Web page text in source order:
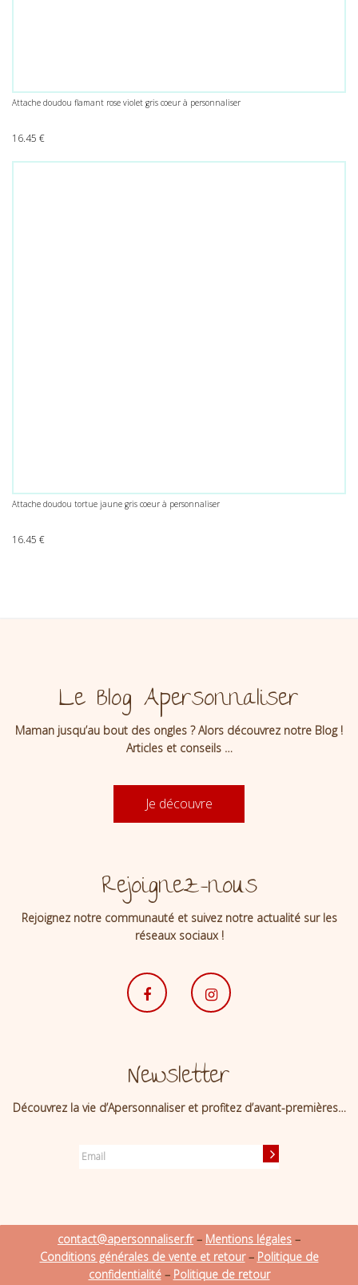
Attache doudou flamant rose violet gris coeur à personnaliser
16.45 €
Attache doudou tortue jaune gris coeur à personnaliser
16.45 €
Le Blog Apersonnaliser
Maman jusqu’au bout des ongles ? Alors découvrez notre Blog !
Articles et conseils …
Je découvre
Rejoignez-nous
Rejoignez notre communauté et suivez notre actualité sur les
réseaux sociaux !
Newsletter
Découvrez la vie d’Apersonnaliser et profitez d’avant-premières…
contact@apersonnaliser.fr– Mentions légales –
Conditions générales de vente et retour– Politique de
confidentialité– Politique de retour